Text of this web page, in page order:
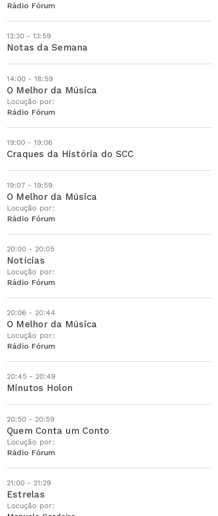
Rádio Fórum
13:30 - 13:59
Notas da Semana
14:00 - 18:59
O Melhor da Música
Locução por:
Rádio Fórum
19:00 - 19:06
Craques da História do SCC
19:07 - 19:59
O Melhor da Música
Locução por:
Rádio Fórum
20:00 - 20:05
Notícias
Locução por:
Rádio Fórum
20:06 - 20:44
O Melhor da Música
Locução por:
Rádio Fórum
20:45 - 20:49
Minutos Holon
20:50 - 20:59
Quem Conta um Conto
Locução por:
Rádio Fórum
21:00 - 21:29
Estrelas
Locução por: